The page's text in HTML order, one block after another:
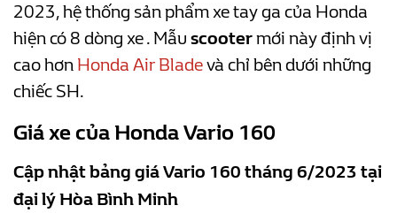
2023, hệ thống sản phẩm xe tay ga của Honda
hiện có 8 dòng xe . Mẫu scootermới này định vị
cao hơn Honda Air Bladevà chỉ bên dưới những
chiếc SH.
Giá xe của Honda Vario 160
Cập nhật bảng giá Vario 160 tháng 6/2023 tại
đại lý Hòa Bình Minh